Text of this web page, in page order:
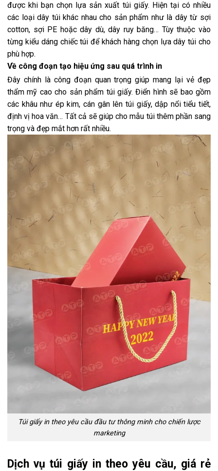
được khi bạn chọn lựa sản xuất túi giấy. Hiện tại có nhiều
các loại dây túi khác nhau cho sản phẩm như là dây từ sợi
cotton, sợi PE hoặc dây dù, dây ruy băng… Tùy thuộc vào
từng kiểu dáng chiếc túi để khách hàng chọn lựa dây túi cho
phù hợp.
Về công đoạn tạo hiệu ứng sau quá trình in
Đây chính là công đoạn quan trọng giúp mang lại vẻ đẹp
thẩm mỹ cao cho sản phẩm túi giấy. Điển hình sẽ bao gồm
các khâu như ép kim, cán gân lên túi giấy, dập nổi tiểu tiết,
định vị hoa văn… Tất cả sẽ giúp cho mẫu túi thêm phần sang
trọng và đẹp mắt hơn rất nhiều.
Túi giấy in theo yêu cầu đầu tư thông minh cho chiến lược
marketing
Dịch vụtúi giấy in theo yêu cầu, giá rẻ